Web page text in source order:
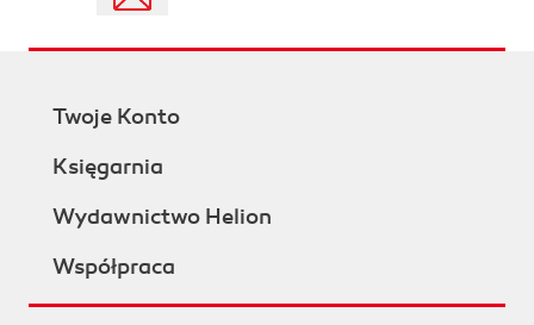
Twoje Konto
Księgarnia
Wydawnictwo Helion
Współpraca